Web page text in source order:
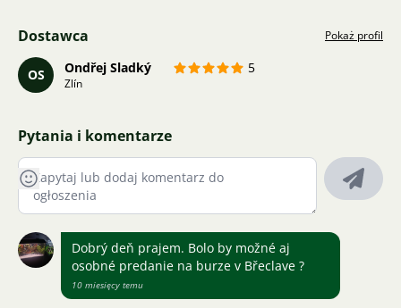
Dostawca Pokaż profil
OS Ondřej Sladký 5
Zlín
Pytania i komentarze
Dobrý deň prajem. Bolo by možné aj
osobné predanie na burze v Břeclave ?
10 miesięcy temu